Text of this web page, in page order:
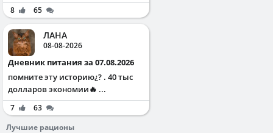
8 65
ЛАНА
08-08-2026
Дневник питания за 07.08.2026
помните эту историю¿? . 40 тыс
долларов экономии🔥 ...
7
63
Лучшие рационы